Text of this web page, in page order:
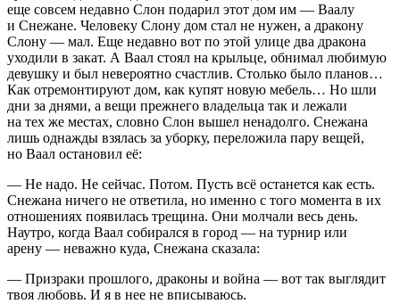
еще совсем недавно Слон подарил этот дом им — Ваалу
и Снежане. Человеку Слону дом стал не нужен, а дракону
Слону — мал. Еще недавно вот по этой улице два дракона
уходили в закат. А Ваал стоял на крыльце, обнимал любимую
девушку и был невероятно счастлив. Столько было планов…
Как отремонтируют дом, как купят новую мебель… Но шли
дни за днями, а вещи прежнего владельца так и лежали
на тех же местах, словно Слон вышел ненадолго. Снежана
лишь однажды взялась за уборку, переложила пару вещей,
но Ваал остановил её:
— Не надо. Не сейчас. Потом. Пусть всё останется как есть.
Снежана ничего не ответила, но именно с того момента в их
отношениях появилась трещина. Они молчали весь день.
Наутро, когда Ваал собирался в город — на турнир или
арену — неважно куда, Снежана сказала:
— Призраки прошлого, драконы и война — вот так выглядит
твоя любовь. И я в нее не вписываюсь.